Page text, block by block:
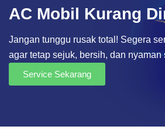
AC Mobil Kurang
Jangan tunggu rusak total! Segera
agar tetap sejuk, bersih, dan nyaman
Service Sekarang